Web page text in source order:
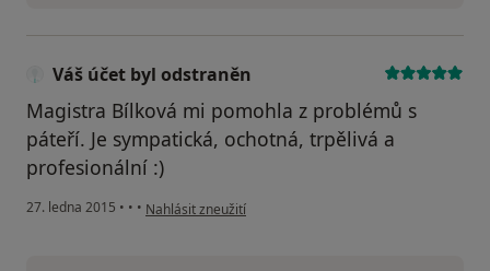
Váš účet byl odstraněn
Magistra Bílková mi pomohla z problémů s
páteří. Je sympatická, ochotná, trpělivá a
profesionální :)
27. ledna 2015 • • • podle názoru uživatele Váš účet byl odstraněn
Nahlásit zneužití